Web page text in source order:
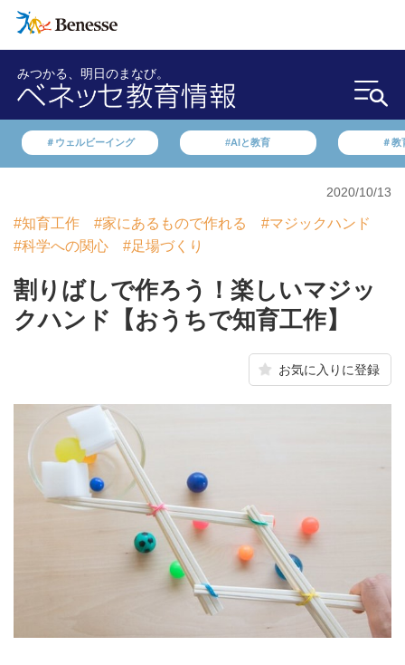
みつかる、明日のまなび。
＃ウェルビーイング #AIと教育 ＃教
2020/10/13
#知育工作 #家にあるもので作れる
#マジックハンド
#科学への関心
#足場づくり
割りばしで作ろう！楽しいマジッ
クハンド【おうちで知育工作】
お気に入りに登録